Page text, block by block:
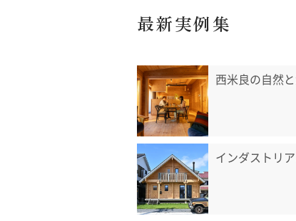
最新実例集
西米良の自然
インダストリ